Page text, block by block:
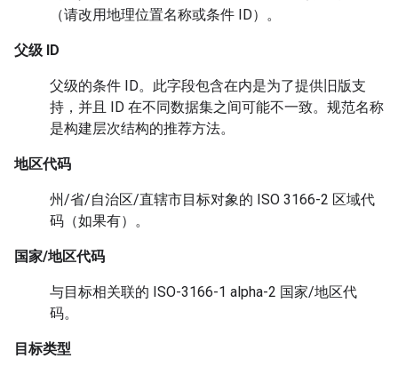
（请改用地理位置名称或条件 ID）。
父级 ID
父级的条件 ID。此字段包含在内是为了提供旧版支
持，并且 ID 在不同数据集之间可能不一致。规范名称
是构建层次结构的推荐方法。
地区代码
州/省/自治区/直辖市目标对象的 ISO 3166-2 区域代
码（如果有）。
国家/地区代码
与目标相关联的 ISO-3166-1 alpha-2 国家/地区代
码。
目标类型